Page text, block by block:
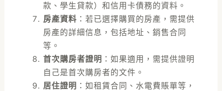
款、學生貸款）和信用卡債務的資料。
房產資料 ：若已選擇購買的房產，需提供
房產的詳細信息，包括地址、銷售合同
等。
首次購房者證明 ：如果適用，需提供證明
自己是首次購房者的文件。
居住證明 ：如租賃合同、水電費賬單等，